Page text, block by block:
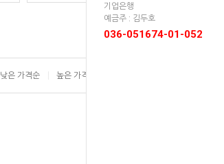
기업은행
예금주 : 김두호
036-051674-01-052
낮은 가격순 높은 가격순